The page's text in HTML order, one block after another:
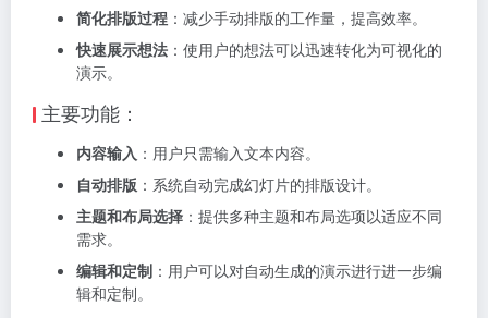
简化排版过程 ：减少手动排版的工作量，提高效率。
快速展示想法 ：使用户的想法可以迅速转化为可视化的
演示。
主要功能：
内容输入 ：用户只需输入文本内容。
自动排版 ：系统自动完成幻灯片的排版设计。
主题和布局选择 ：提供多种主题和布局选项以适应不同
需求。
编辑和定制 ：用户可以对自动生成的演示进行进一步编
辑和定制。